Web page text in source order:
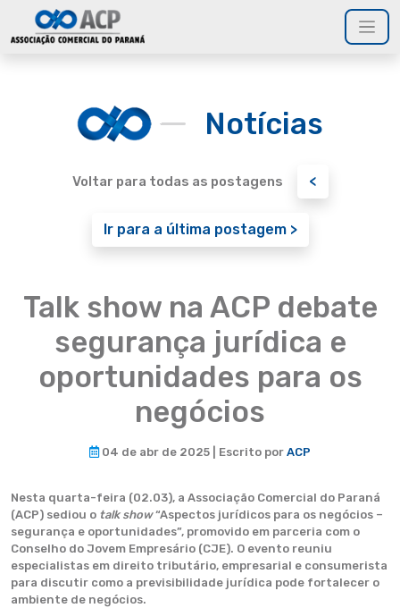
Notícias
Voltar para todas as postagens <
Ir para a última postagem >
Talk show na ACP debate
segurança jurídica e
oportunidades para os
negócios
04 de abr de 2025 | Escrito por ACP
Nesta quarta-feira (02.03), a Associação Comercial do Paraná
(ACP) sediou o talk show“Aspectos jurídicos para os negócios –
segurança e oportunidades”, promovido em parceria com o
Conselho do Jovem Empresário (CJE). O evento reuniu
especialistas em direito tributário, empresarial e consumerista
para discutir como a previsibilidade jurídica pode fortalecer o
ambiente de negócios.